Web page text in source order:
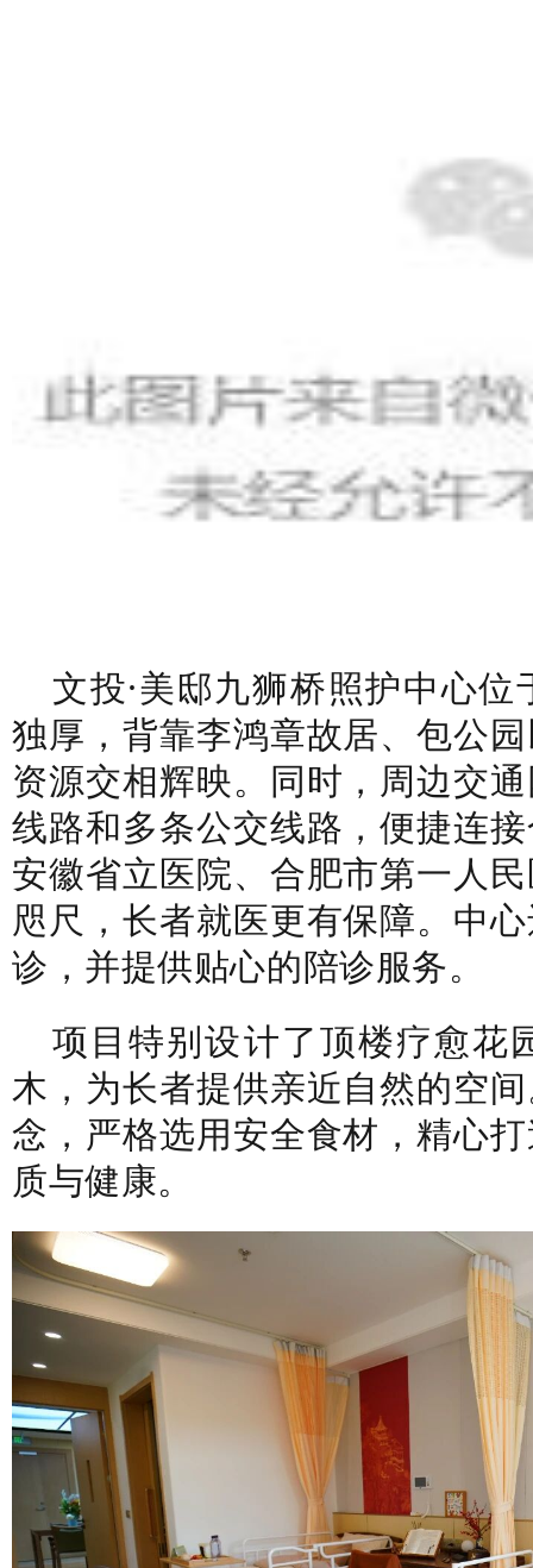
文投·美邸九狮桥照护中心
独厚，背靠李鸿章故居、包公
资源交相辉映。同时，周边交
线路和多条公交线路，便捷连
安徽省立医院、合肥市第一人
咫尺，长者就医更有保障。中
诊，并提供贴心的陪诊服务。
项目特别设计了顶楼疗愈花
木，为长者提供亲近自然的空
念，严格选用安全食材，精心
质与健康。